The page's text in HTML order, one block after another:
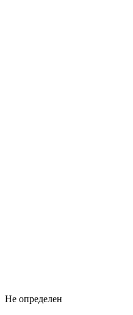
Не определен